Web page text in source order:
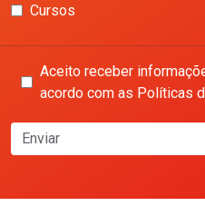
Cursos
Aceito receber
acordo com as Políticas
Enviar